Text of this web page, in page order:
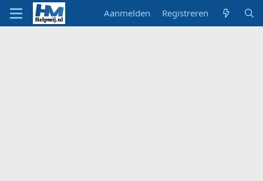
Aanmelden Registreren